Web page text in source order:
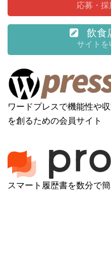
応募・採
飲食
サイトを
ワードプレスで機能性や
を創るための会員サイト
スマート履歴書を数分で